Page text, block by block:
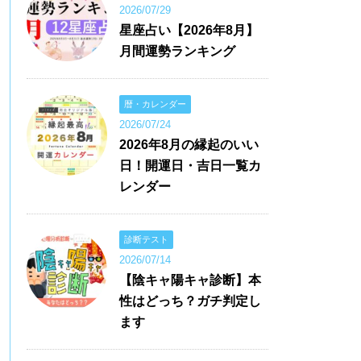
2026/07/29
星座占い【2026年8月】
月間運勢ランキング
暦・カレンダー
2026/07/24
2026年8月の縁起のいい
日！開運日・吉日一覧カ
レンダー
診断テスト
2026/07/14
【陰キャ陽キャ診断】本
性はどっち？ガチ判定し
ます